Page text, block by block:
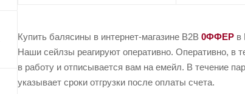
Купить балясины в интернет-магазине B2B 0ФФЕР в
Наши сейлзы реагируют оперативно. Оперативно, в
в работу и отписывается вам на емейл. В течение
указывает сроки отгрузки после оплаты счета.